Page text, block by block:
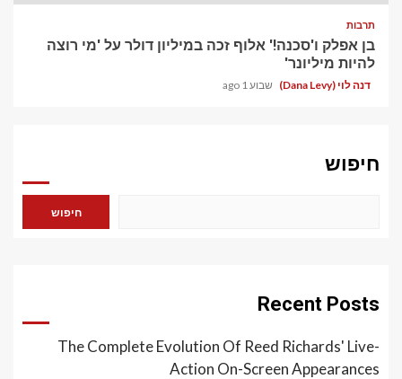
תרבות
בן אפלק ו'סכנה!' אלוף זכה במיליון דולר על 'מי רוצה
להיות מיליונר'
דנה לוי (Dana Levy) שבוע 1 ago
חיפוש
חיפוש
Recent Posts
The Complete Evolution Of Reed Richards' Live-
Action On-Screen Appearances